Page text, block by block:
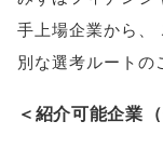
手上場企業から
別な選考ルートの
＜紹介可能企業 （